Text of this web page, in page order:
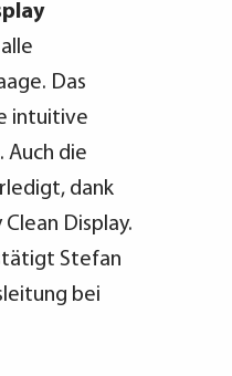
Das
intuitive
die
dank
Display.
Stefan
bei